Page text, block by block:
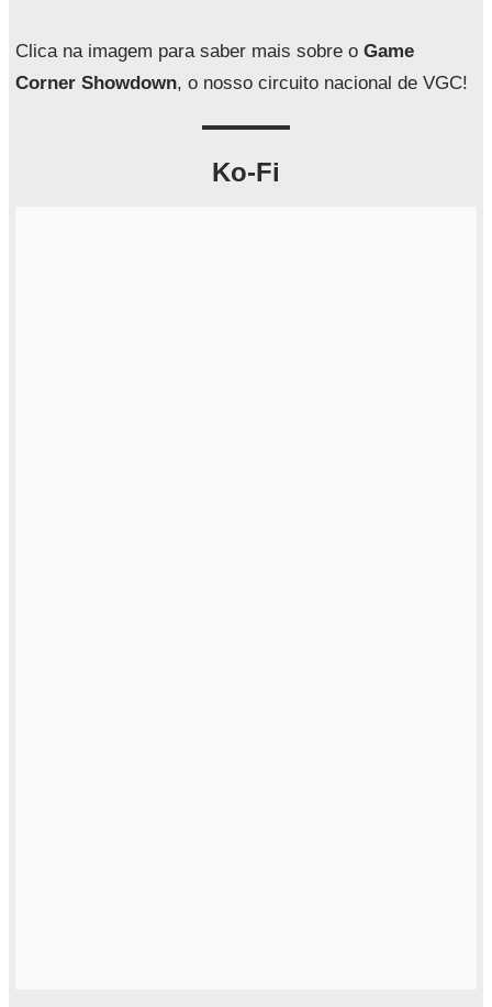
a
Clica na imagem para saber mais sobre o Game
Corner Showdown, o nosso circuito nacional de VGC!
Ko-Fi